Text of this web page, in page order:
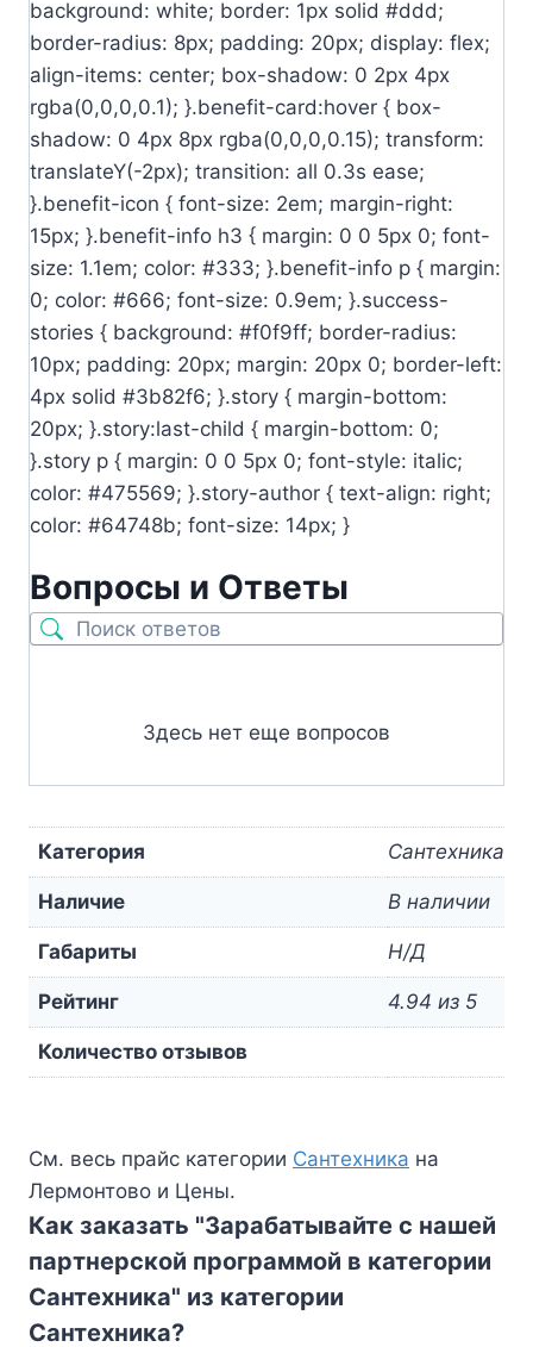
background: white; border: 1px solid #ddd;
border-radius: 8px; padding: 20px; display: flex;
align-items: center; box-shadow: 0 2px 4px
rgba(0,0,0,0.1); }.benefit-card:hover { box-
shadow: 0 4px 8px rgba(0,0,0,0.15); transform:
translateY(-2px); transition: all 0.3s ease;
}.benefit-icon { font-size: 2em; margin-right:
15px; }.benefit-info h3 { margin: 0 0 5px 0; font-
size: 1.1em; color: #333; }.benefit-info p { margin:
0; color: #666; font-size: 0.9em; }.success-
stories { background: #f0f9ff; border-radius:
10px; padding: 20px; margin: 20px 0; border-left:
4px solid #3b82f6; }.story { margin-bottom:
20px; }.story:last-child { margin-bottom: 0;
}.story p { margin: 0 0 5px 0; font-style: italic;
color: #475569; }.story-author { text-align: right;
color: #64748b; font-size: 14px; }
Вопросы и Ответы
Здесь нет еще вопросов
Категория Сантехника
Наличие В наличии
Габариты Н/Д
Рейтинг 4.94 из 5
Количество отзывов
См. весь прайс категории Сантехника на
Лермонтово и Цены.
Как заказать "Зарабатывайте с нашей
партнерской программой в категории
Сантехника" из категории
Сантехника?